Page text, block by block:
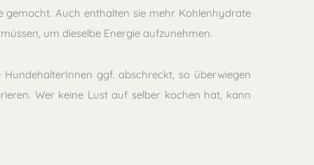
Auch enthalten sie mehr Kohlenhydrate
um dieselbe Energie aufzunehmen.
ggf. abschreckt, so überwiegen
Wer keine Lust auf selber kochen hat, kann